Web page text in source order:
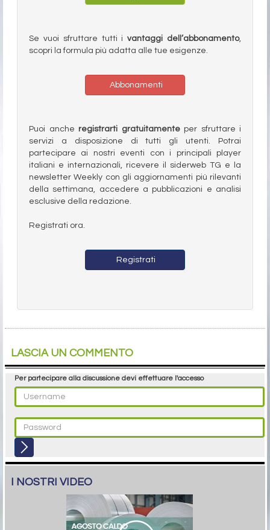
Se vuoi sfruttare tutti ivantaggi dell’abbonamento,
scopri la formula più adatta alle tue esigenze.
Abbonamenti
Puoi anche registrarti gratuitamenteper sfruttare i
servizi a disposizione di tutti gli utenti. Potrai
partecipare ai nostri eventi con i principali player
italiani e internazionali, ricevere il siderweb TG e la
newsletter Weekly con gli aggiornamenti più rilevanti
della settimana, accedere a pubblicazioni e analisi
esclusive della redazione.
Registrati ora.
Registrati
LASCIA UN COMMENTO
Per partecipare alla discussione devi effettuare l'accesso
I NOSTRI VIDEO